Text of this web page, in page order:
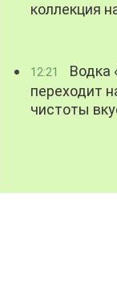
коллекция
12:21
Водка
переходит
чистоты